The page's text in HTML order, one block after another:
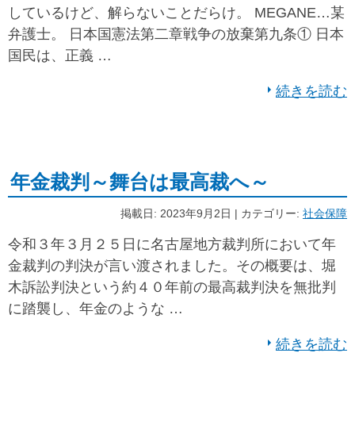
しているけど、解らないことだらけ。 MEGANE…某
弁護士。 日本国憲法第二章戦争の放棄第九条① 日本
国民は、正義 …
続きを読む
年金裁判～舞台は最高裁へ～
掲載日: 2023年9月2日 | カテゴリー: 社会保障
令和３年３月２５日に名古屋地方裁判所において年
金裁判の判決が言い渡されました。その概要は、堀
木訴訟判決という約４０年前の最高裁判決を無批判
に踏襲し、年金のような …
続きを読む